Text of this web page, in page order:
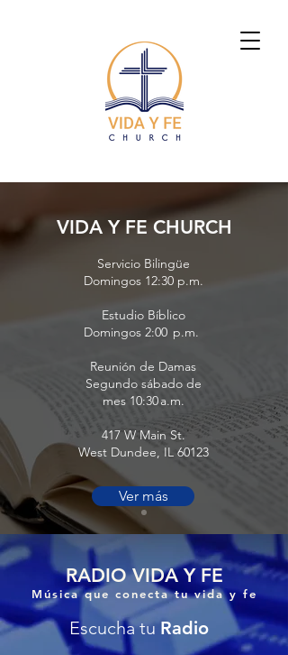
VIDA Y FE CHURCH
Servicio Bilingüe
Domingos 12:30 p.m.
Estudio Bíblico
Domingos 2:00 p.m.
Reunión de Damas
Segundo sábado de
mes 10:30 a.m.
417 W Main St.
West Dundee, IL 60123
Ver más
RADIO VIDA Y FE
Música que conecta tu vida y fe
Escucha tuRadio